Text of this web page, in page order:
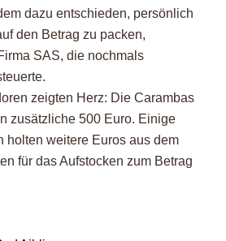
dazu entschieden, persönlich
den Betrag zu packen,
SAS, die nochmals
zeigten Herz: Die Carambas
zusätzliche 500 Euro. Einige
holten weitere Euros aus dem
für das Aufstocken zum Betrag